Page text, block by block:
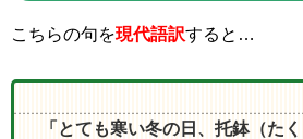
こちらの句を現代語訳すると…
「とても寒い冬の日、托鉢（た